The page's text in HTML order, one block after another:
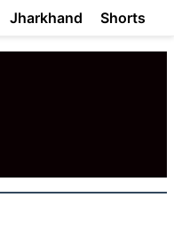
Jharkhand Shorts